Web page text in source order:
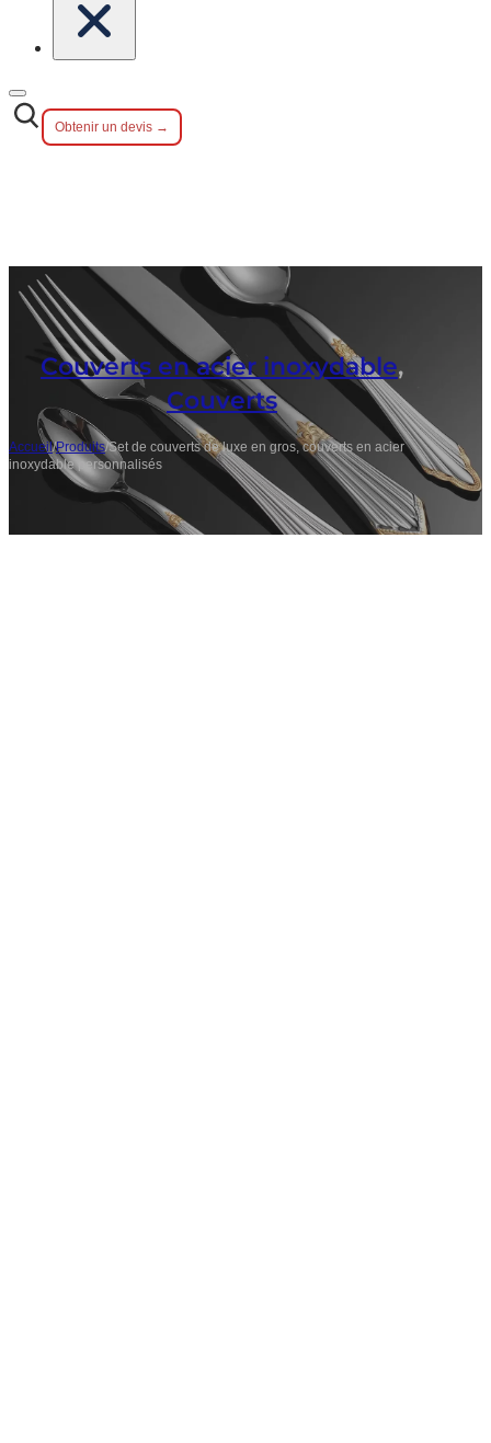
Obtenir un devis →
Couverts en acier inoxydable,
Couverts
Accueil/Produits/Set de couverts de luxe en gros, couverts en acier
inoxydable personnalisés